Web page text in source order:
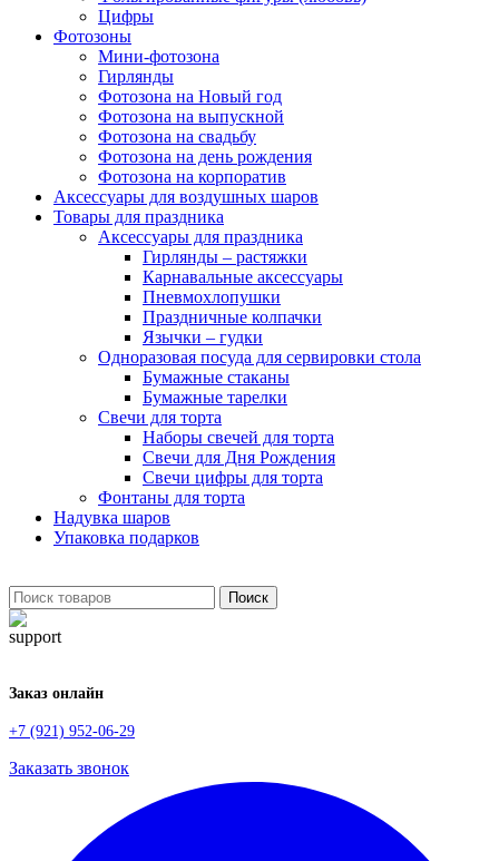
Цифры
Фотозоны
Мини-фотозона
Гирлянды
Фотозона на Новый год
Фотозона на выпускной
Фотозона на свадьбу
Фотозона на день рождения
Фотозона на корпоратив
Аксессуары для воздушных шаров
Товары для праздника
Аксессуары для праздника
Гирлянды – растяжки
Карнавальные аксессуары
Пневмохлопушки
Праздничные колпачки
Язычки – гудки
Одноразовая посуда для сервировки стола
Бумажные стаканы
Бумажные тарелки
Свечи для торта
Наборы свечей для торта
Свечи для Дня Рождения
Свечи цифры для торта
Фонтаны для торта
Надувка шаров
Упаковка подарков
Поиск
Заказ онлайн
+7 (921) 952-06-29
Заказать звонок